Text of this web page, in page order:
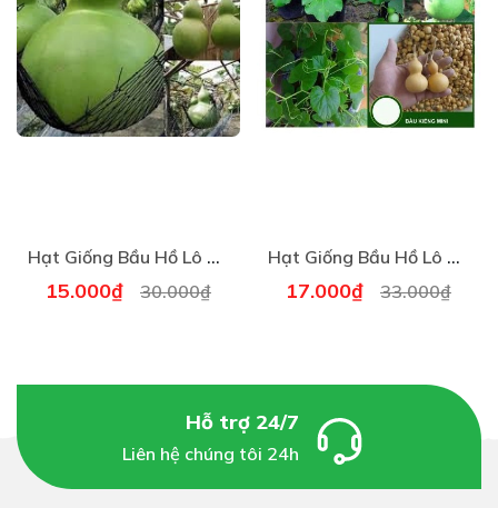
trong nhóm Gemmifera của họ bắp cải. Đây là một trong
những giống cải đặc biệt, kích thước nhỏ xíu chỉ từ 2.5
nó là từ Brussels, Bỉ và từ lâu đã rất phổ biến và được ưa
➡️ Mỗi một cây có thể cho ra đến hơn 100 chiếc bắp cải
Hạt Giống Bầu Hồ Lô Khổng Lồ - Gói 5 Hạt
15.000₫ 30.000₫
Hạt Giống Bầu Hồ Lô Tí Hon (5 hạt) Năng Suất Cao
17.000₫ 33.000₫
Hỗ trợ 24/7
Liên hệ chúng tôi 24h